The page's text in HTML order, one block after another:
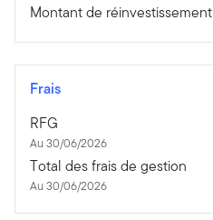
Montant de réinvestissement
Frais
RFG
Au 30/06/2026
Total des frais de gestion
Au 30/06/2026